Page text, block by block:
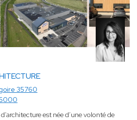
35760
est née d’une volonté de